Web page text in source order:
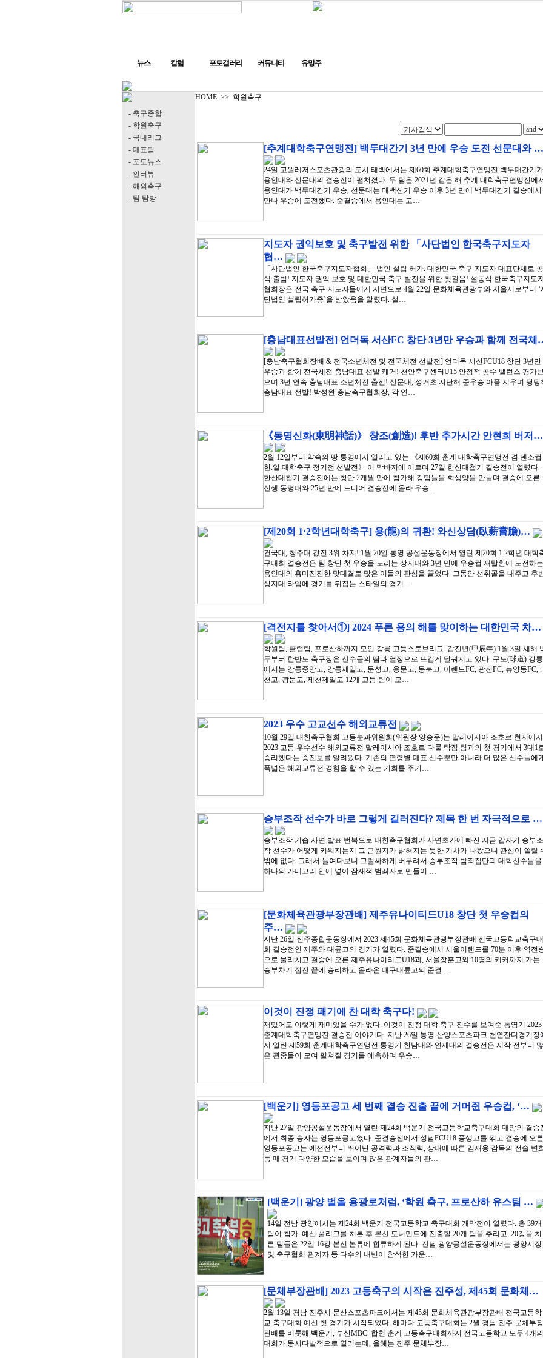
뉴스 칼럼 포토갤러리 커뮤니티 유망주
- 축구종합
- 학원축구
- 국내리그
- 대표팀
- 포토뉴스
- 인터뷰
- 해외축구
- 팀 탐방
HOME >> 학원축구
[추계대학축구연맹전] 백두대간기 3년 만에 우승 도전 선문대와 …
24일 고원레저스포츠관광의 도시 태백에서는 제60회 추계대학축구연맹전 백두대간기가
용인대와 선문대의 결승전이 펼쳐졌다. 두 팀은 2021년 같은 해 추계 대학축구연맹전에
용인대가 백두대간기 우승, 선문대는 태백산기 우승 이후 3년 만에 백두대간기 결승에서
만나 우승에 도전했다. 준결승에서 용인대는 고…
지도자 권익보호 및 축구발전 위한 「사단법인 한국축구지도자
협…
「사단법인 한국축구지도자협회」 법인 설립 허가. 대한민국 축구 지도자 대표단체로 공
식 출범! 지도자 권익 보호 및 대한민국 축구 발전을 위한 첫걸음! 설동식 한국축구지도
협회장은 전국 축구 지도자들에게 서면으로 4월 22일 문화체육관광부와 서울시로부터 ‘
단법인 설립허가증’을 받았음을 알렸다. 설…
[충남대표선발전] 언더독 서산FC 창단 3년만 우승과 함께 전국체
[충남축구협회장배 & 전국소년체전 및 전국체전 선발전] 언더독 서산FCU18 창단 3년만
우승과 함께 전국체전 충남대표 선발 쾌거! 천안축구센터U15 안정적 공수 밸런스 평가
으며 3년 연속 충남대표 소년체전 출전! 선문대, 성거초 지난해 준우승 아픔 지우며 당당
충남대표 선발! 박성완 충남축구협회장, 각 연…
《동명신화(東明神話)》 창조(創造)! 후반 추가시간 안현희 버저…
2월 12일부터 약속의 땅 통영에서 열리고 있는 《제60회 춘계 대학축구연맹전 겸 덴소컵
한.일 대학축구 정기전 선발전》 이 막바지에 이르며 27일 한산대첩기 결승전이 열렸다.
한산대첩기 결승전에는 창단 2개월 만에 참가해 강팀들을 희생양을 만들며 결승에 오른
신생 동명대와 25년 만에 드디어 결승전에 올라 우승…
[제20회 1·2학년대학축구] 용(龍)의 귀환! 와신상담(臥薪嘗膽)…
건국대, 청주대 값진 3위 차지! 1월 20일 통영 공설운동장에서 열린 제20회 1.2학년 대학
구대회 결승전은 팀 창단 첫 우승을 노리는 상지대와 3년 만에 우승컵 재탈환에 도전하는
용인대의 흥미진진한 맞대결로 많은 이들의 관심을 끌었다. 그동안 선취골을 내주고 후
상지대 타임에 경기를 뒤집는 스타일의 경기…
[격전지를 찾아서①] 2024 푸른 용의 해를 맞이하는 대한민국 차…
학원팀, 클럽팀, 프로산하까지 모인 강릉 고등스토브리그. 갑진년(甲辰年) 1월 3일 새해
두부터 한반도 축구장은 선수들의 땀과 열정으로 뜨겁게 달궈지고 있다. 구도(球道) 강릉
에서는 강릉중앙고, 강릉제일고, 문성고, 용문고, 동북고, 이랜드FC, 광진FC, 뉴양동FC,
천고, 광문고, 제천제일고 12개 고등 팀이 모…
2023 우수 고교선수 해외교류전
10월 29일 대한축구협회 고등분과위원회(위원장 양승운)는 말레이시아 조호르 현지에서
2023 고등 우수선수 해외교류전 말레이시아 조호르 다룰 탁짐 팀과의 첫 경기에서 3대1
승리했다는 승전보를 알려왔다. 기존의 연령별 대표 선수뿐만 아니라 더 많은 선수들에게
폭넓은 해외교류전 경험을 할 수 있는 기회를 주기…
승부조작 선수가 바로 그렇게 길러진다? 제목 한 번 자극적으로 …
승부조작 기습 사면 발표 번복으로 대한축구협회가 사면초가에 빠진 지금 갑자기 승부조
작 선수가 어떻게 키워지는지 그 근원지가 밝혀지는 듯한 기사가 나왔으니 관심이 쏠릴
밖에 없다. 그래서 들여다보니 그럴싸하게 버무려서 승부조작 범죄집단과 대학선수들을
하나의 카테고리 안에 넣어 잠재적 범죄자로 만들어 …
[문화체육관광부장관배] 제주유나이티드U18 창단 첫 우승컵의
주…
지난 26일 진주종합운동장에서 2023 제45회 문화체육관광부장관배 전국고등학교축구대
회 결승전인 제주와 대륜고의 경기가 열렸다. 준결승에서 서울이랜드를 70분 이후 역전
으로 물리치고 결승에 오른 제주유나이티드U18과, 서울장훈고와 10명의 키커까지 가는
승부차기 접전 끝에 승리하고 올라온 대구대륜고의 준결…
이것이 진정 패기에 찬 대학 축구다!
재밌어도 이렇게 재미있을 수가 없다. 이것이 진정 대학 축구 진수를 보여준 통영기 2023
춘계대학축구연맹전 결승전 이야기다. 지난 26일 통영 산양스포츠파크 천연잔디경기장
서 열린 제59회 춘계대학축구연맹전 통영기 한남대와 연세대의 결승전은 시작 전부터 많
은 관중들이 모여 펼쳐질 경기를 예측하며 우승…
[백운기] 영등포공고 세 번째 결승 진출 끝에 거머쥔 우승컵, ‘…
지난 27일 광양공설운동장에서 열린 제24회 백운기 전국고등학교축구대회 대망의 결승
에서 최종 승자는 영등포공고였다. 준결승전에서 성남FCU18 풍생고를 꺾고 결승에 오른
영등포공고는 예선전부터 뛰어난 공격력과 조직력, 상대에 따른 김재웅 감독의 전술 변
등 매 경기 다양한 모습을 보이며 많은 관계자들의 관…
[백운기] 광양 벌을 용광로처럼, ‘학원 축구, 프로산하 유스팀 …
14일 전남 광양에서는 제24회 백운기 전국고등학교 축구대회 개막전이 열렸다. 총 39개
팀이 참가, 예선 풀리그를 치른 후 본선 토너먼트에 진출할 20개 팀을 추리고, 20강을 치
른 팀들은 22일 16강 본선 본류에 합류하게 된다. 전남 광양공설운동장에서는 광양시장
및 축구협회 관계자 등 다수의 내빈이 참석한 가운…
[문체부장관배] 2023 고등축구의 시작은 진주성, 제45회 문화체…
2월 13일 경남 진주시 문산스포츠파크에서는 제45회 문화체육관광부장관배 전국고등학
교 축구대회 예선 첫 경기가 시작되었다. 해마다 고등축구대회는 2월 경남 진주 문체부장
관배를 비롯해 백운기, 부산MBC. 합천 춘계 고등축구대회까지 전국고등학교 모두 4개의
대회가 동시다발적으로 열리는데, 올해는 진주 문체부장…